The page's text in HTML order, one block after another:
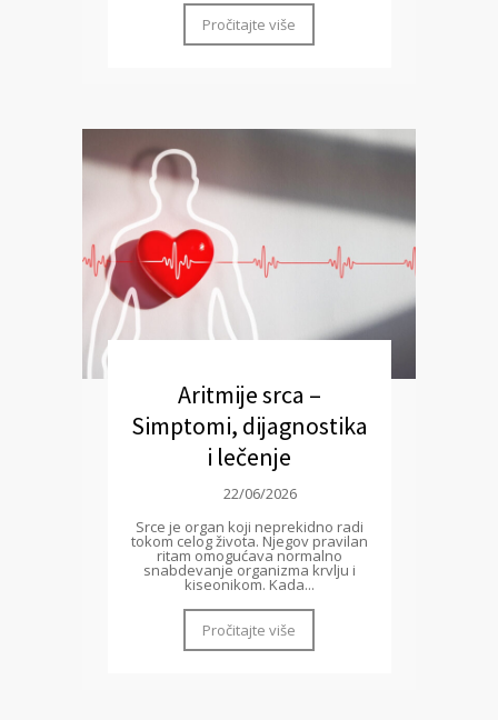
Pročitajte više
Aritmije srca –
Simptomi, dijagnostika
i lečenje
22/06/2026
Srce je organ koji neprekidno radi
tokom celog života. Njegov pravilan
ritam omogućava normalno
snabdevanje organizma krvlju i
kiseonikom. Kada...
Pročitajte više